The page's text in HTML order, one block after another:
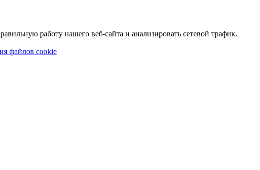
работу нашего веб-сайта и анализировать сетевой трафик.
файлов cookie